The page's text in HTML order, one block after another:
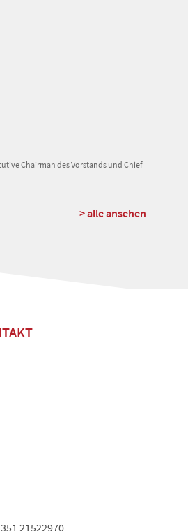
Chairman des Vorstands und Chief
> alle ansehen
21522970